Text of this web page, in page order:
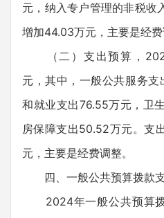
元，纳入专户管理的非税收
增加44.03万元，主要是经费
（二）支出预算，
元，其中，一般公共服务
和就业支出76.55万元，卫
房保障支出50.52万元。支
元，主要是经费调整。
四、一般公共预算拨款
2024年一般公共预算拨